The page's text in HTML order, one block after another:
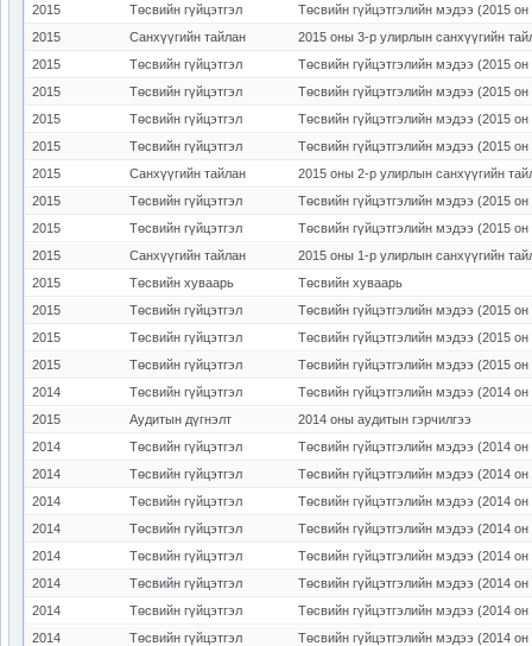
2015
Төсвийн гүйцэтгэл
Төсвийн гүйцэтгэлийн мэдээ (2015 он
2015
Санхүүгийн тайлан
2015 оны 3-р улирлын санхүүгийн
2015
Төсвийн гүйцэтгэл
Төсвийн гүйцэтгэлийн мэдээ (2015 он
2015
Төсвийн гүйцэтгэл
Төсвийн гүйцэтгэлийн мэдээ (2015 он
2015
Төсвийн гүйцэтгэл
Төсвийн гүйцэтгэлийн мэдээ (2015 он
2015
Төсвийн гүйцэтгэл
Төсвийн гүйцэтгэлийн мэдээ (2015 он
2015
Санхүүгийн тайлан
2015 оны 2-р улирлын санхүүгийн
2015
Төсвийн гүйцэтгэл
Төсвийн гүйцэтгэлийн мэдээ (2015 он
2015
Төсвийн гүйцэтгэл
Төсвийн гүйцэтгэлийн мэдээ (2015 он
2015
Санхүүгийн тайлан
2015 оны 1-р улирлын санхүүгийн
2015
Төсвийн хуваарь
Төсвийн хуваарь
2015
Төсвийн гүйцэтгэл
Төсвийн гүйцэтгэлийн мэдээ (2015 он
2015
Төсвийн гүйцэтгэл
Төсвийн гүйцэтгэлийн мэдээ (2015 он
2015
Төсвийн гүйцэтгэл
Төсвийн гүйцэтгэлийн мэдээ (2015 он
2014
Төсвийн гүйцэтгэл
Төсвийн гүйцэтгэлийн мэдээ (2014 он
2015
Аудитын дүгнэлт
2014 оны аудитын гэрчилгээ
2014
Төсвийн гүйцэтгэл
Төсвийн гүйцэтгэлийн мэдээ (2014 он
2014
Төсвийн гүйцэтгэл
Төсвийн гүйцэтгэлийн мэдээ (2014 он
2014
Төсвийн гүйцэтгэл
Төсвийн гүйцэтгэлийн мэдээ (2014 он
2014
Төсвийн гүйцэтгэл
Төсвийн гүйцэтгэлийн мэдээ (2014 он
2014
Төсвийн гүйцэтгэл
Төсвийн гүйцэтгэлийн мэдээ (2014 он
2014
Төсвийн гүйцэтгэл
Төсвийн гүйцэтгэлийн мэдээ (2014 он
2014
Төсвийн гүйцэтгэл
Төсвийн гүйцэтгэлийн мэдээ (2014 он
2014
Төсвийн гүйцэтгэл
Төсвийн гүйцэтгэлийн мэдээ (2014 он